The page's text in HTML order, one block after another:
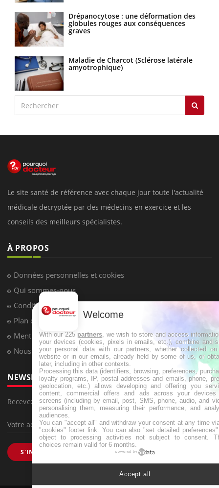
Drépanocytose : une déformation des
globules rouges aux conséquences
graves
Maladie de Charcot (Sclérose latérale
amyotrophique)
Le site santé de référence avec chaque jour toute l'actualité
médicale decryptée par des médecins en exercice et les
conseils des meilleurs spécialistes.
À PROPOS
Données personnelles et cookies
Qui sommes-nous
Conditions d'utilisation
Plan du site
Mentions Légales
Nous contacter
NEWSLETTER
Recevez toutes les semaines les meilleures infos santé
S'INSCRIRE
Welcome
With our 225 partners , we wish to store and access
your devices (cookies, pixels in emails, etc.), combine and
your personal data with our partners, whether collected
website or in our emails, already held by some of us, or
later, including in other contexts.
Processing this data (identifiers, browsing, preferences,
loyalty programs, IP, postal addresses and emails, phone,
geolocation, etc.) allows developing and offering you
content, commercial offers and ads across your devices
screens (including by email, post, SMS, phone, audio, and
personalising them, measuring their performance, and
audiences.
You can "accept all" and withdraw your consent at any time
"cookies" footer link . You can also "set detailed
object to processing activities not subject to consent.
choices remain valid for 6 months.
powered by
Accept all